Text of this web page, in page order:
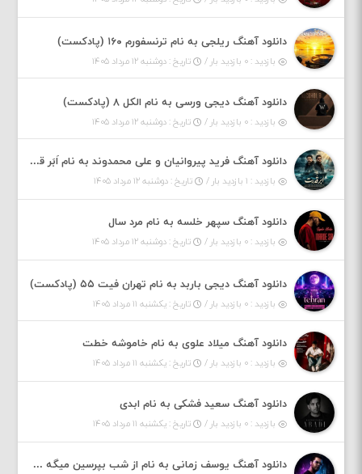
دانلود آهنگ ریلجی به نام ترنسفورم ۱۶۰ (پادکست)
بازدید : ۰ بازدید بار / تاریخ : دوشنبه ۱۲ مرداد ۱۴۰۵
دانلود آهنگ دیجی ورسی به نام الکل ۸ (پادکست)
بازدید : ۰ بازدید بار / تاریخ : دوشنبه ۱۲ مرداد ۱۴۰۵
دانلود آهنگ فرید پیروانیان و علی محمدوند به نام اَبَر قدرت
بازدید : ۱ بازدید بار / تاریخ : دوشنبه ۱۲ مرداد ۱۴۰۵
دانلود آهنگ سپهر خلسه به نام مرد سال
بازدید : ۰ بازدید بار / تاریخ : دوشنبه ۱۲ مرداد ۱۴۰۵
دانلود آهنگ دیجی باربد به نام تهران فیت ۵۵ (پادکست)
بازدید : ۰ بازدید بار / تاریخ : یکشنبه ۱۱ مرداد ۱۴۰۵
دانلود آهنگ میلاد علوی به نام خاموشه خطت
بازدید : ۰ بازدید بار / تاریخ : یکشنبه ۱۱ مرداد ۱۴۰۵
دانلود آهنگ سعید فشکی به نام ابدی
بازدید : ۰ بازدید بار / تاریخ : یکشنبه ۱۱ مرداد ۱۴۰۵
دانلود آهنگ یوسف زمانی به نام از شب بپرسین میگه چه روزگاری دارم